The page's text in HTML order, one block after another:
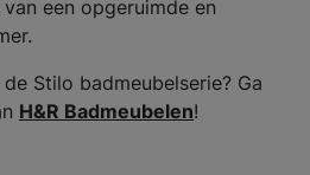
een opgeruimde en
Stilo badmeubelserie? Ga
H&R Badmeubelen!